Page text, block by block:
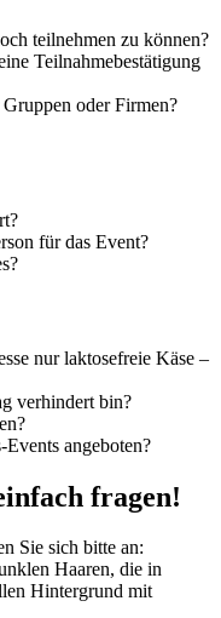
teilnehmen zu können?
Teilnahmebestätigung
oder Firmen?
für das Event?
nur laktosefreie Käse –
verhindert bin?
angeboten?
fragen!
Sie sich bitte an: